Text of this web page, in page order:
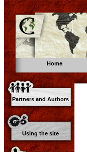
Home
Partners and Authors
Using the site